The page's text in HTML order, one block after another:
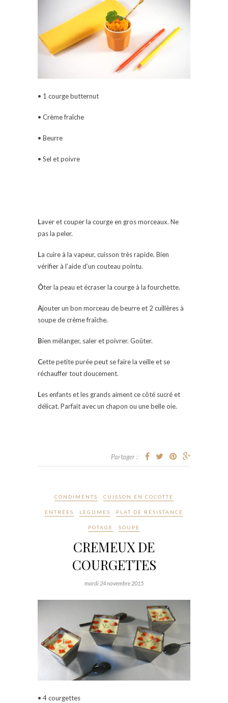
• 1 courge butternut
• Crème fraîche
• Beurre
• Sel et poivre
Laver et couper la courge en gros morceaux. Ne
pas la peler.
La cuire à la vapeur, cuisson très rapide. Bien
vérifier à l’aide d’un couteau pointu.
Ôter la peau et écraser la courge à la fourchette.
Ajouter un bon morceau de beurre et 2 cuillères à
soupe de crème fraîche.
Bien mélanger, saler et poivrer. Goûter.
Cette petite purée peut se faire la veille et se
réchauffer tout doucement.
Les enfants et les grands aiment ce côté sucré et
délicat. Parfait avec un chapon ou une belle oie.
Partager :
CONDIMENTS CUISSON EN COCOTTE
ENTRÉES LEGUMES PLAT DE RÉSISTANCE
POTAGE SOUPE
CREMEUX DE
COURGETTES
mardi 24 novembre 2015
• 4 courgettes